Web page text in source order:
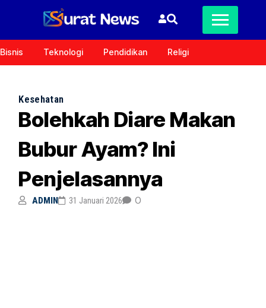
Bisnis Teknologi Pendidikan Religi
Kesehatan
Bolehkah Diare Makan
Bubur Ayam? Ini
Penjelasannya
ADMIN 31 Januari 2026 0